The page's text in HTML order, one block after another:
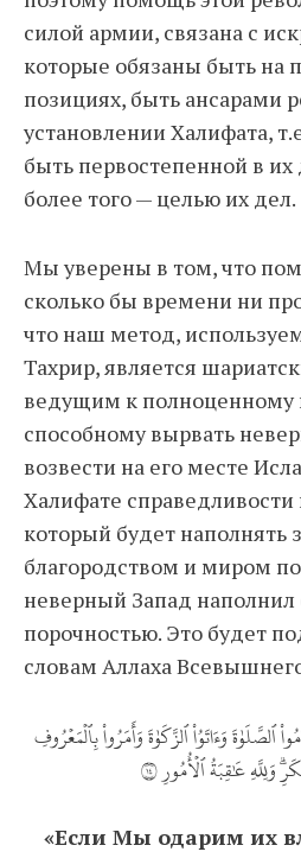
силой армии, связана с
которые обязаны быть на
позициях, быть ансарами
установлении Халифата,
быть первостепенной в их
более того — целью их дел.
Мы уверены в том, что
сколько бы времени ни
что наш метод,
Тахрир, является
ведущим к
способному вырвать
возвести на его месте
Халифате
который будет наполнять
благородством и миром
неверный Запад наполнил
порочностью. Это будет
словам Аллаха
ٱلصَّلَوٰةَ وَءَاتَوُاْ ٱلزَّكَوٰةَ وَأَمَرُواْ بِٱلۡمَعۡرُوفِ
وَلِلَّهِ عَٰقِبَةُ ٱلۡأُمُورِ ٤١
«Если Мы одарим их